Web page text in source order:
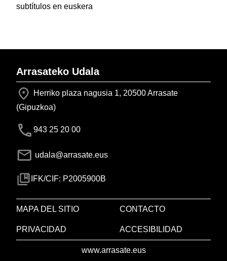
subtítulos en euskera
Arrasateko Udala
Herriko plaza nagusia 1, 20500 Arrasate
(Gipuzkoa)
943 25 20 00
udala@arrasate.eus
IFK/CIF: P2005900B
MAPA DEL SITIO CONTACTO
PRIVACIDAD ACCESIBILIDAD
www.arrasate.eus